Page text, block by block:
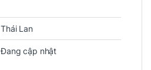
Thái Lan
Đang cập nhật